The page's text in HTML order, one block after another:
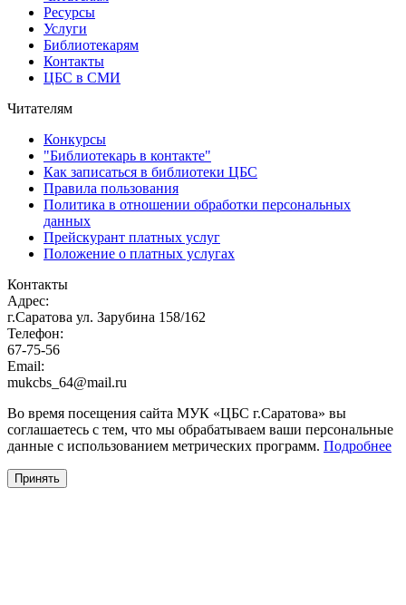
Ресурсы
Услуги
Библиотекарям
Контакты
ЦБС в СМИ
Читателям
Конкурсы
"Библиотекарь в контакте"
Как записаться в библиотеки ЦБС
Правила пользования
Политика в отношении обработки персональных
данных
Прейскурант платных услуг
Положение о платных услугах
Контакты
Адрес:
г.Саратова ул. Зарубина 158/162
Телефон:
67-75-56
Email:
mukcbs_64@mail.ru
Во время посещения сайта МУК «ЦБС г.Саратова» вы
соглашаетесь с тем, что мы обрабатываем ваши персональные
данные с использованием метрических программ. Подробнее
Принять